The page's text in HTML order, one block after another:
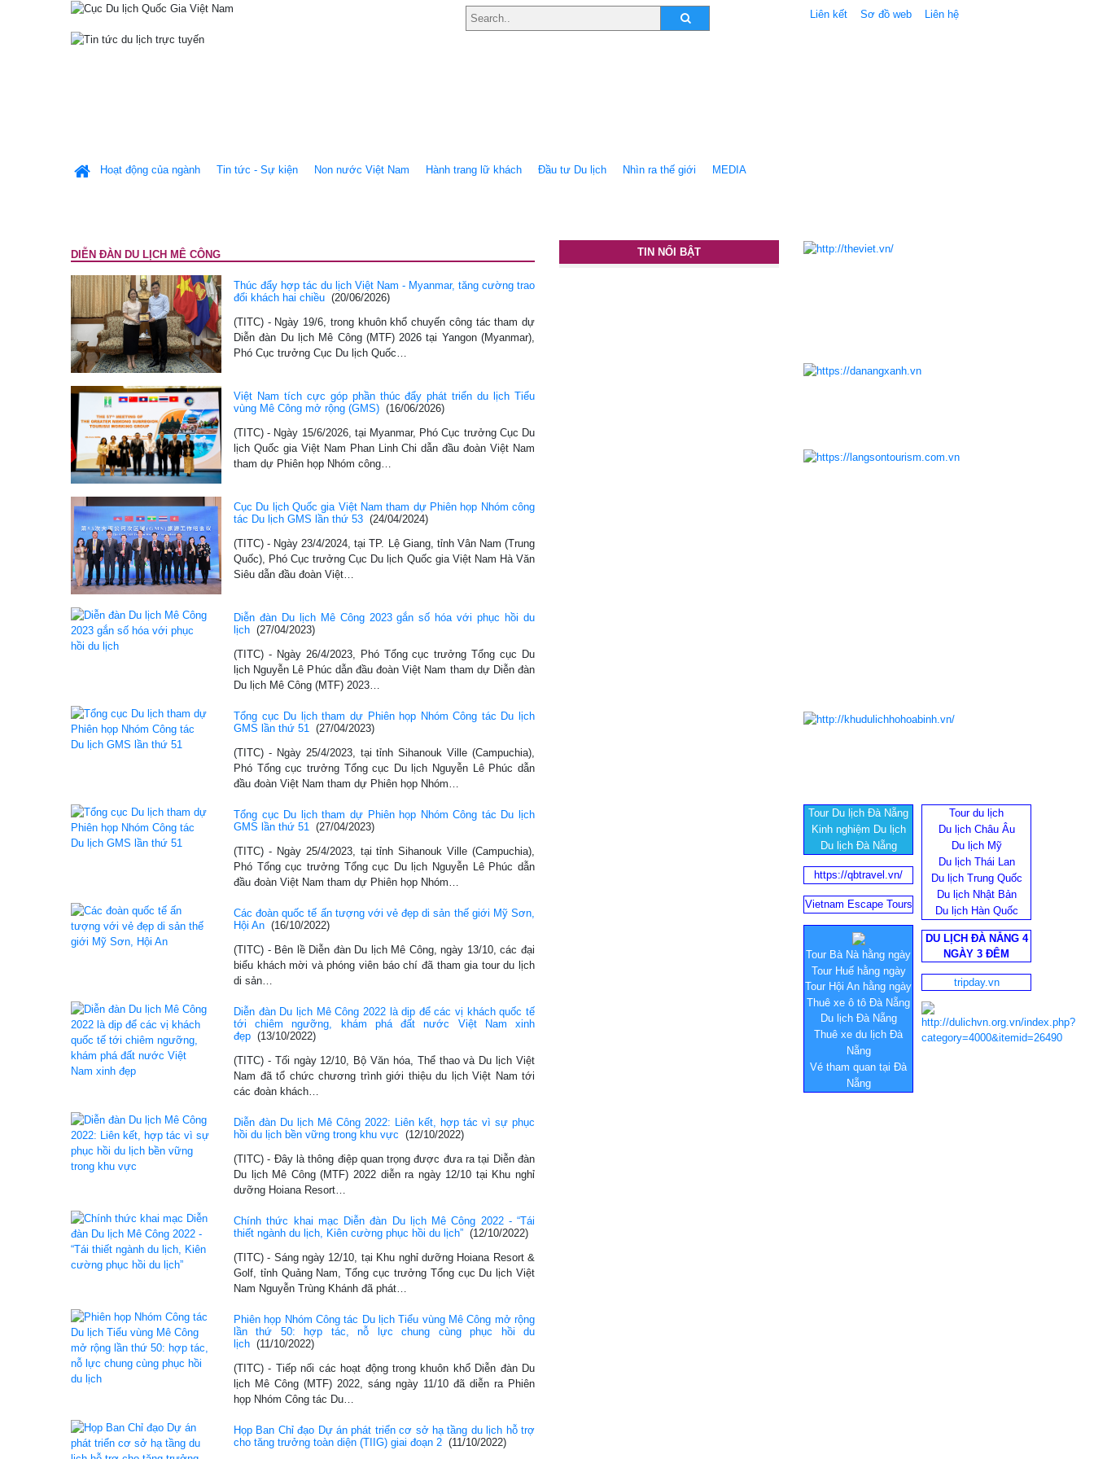
Liên kết Sơ đồ web Liên hệ
Hoạt động của ngành Tin tức - Sự kiện Non nước Việt Nam Hành trang lữ khách Ðầu tư Du lịch Nhìn ra thế giới MEDIA
DIỄN ĐÀN DU LỊCH MÊ CÔNG
Thúc đẩy hợp tác du lịch Việt Nam - Myanmar, tăng cường trao
đổi khách hai chiều (20/06/2026)
(TITC) - Ngày 19/6, trong khuôn khổ chuyến công tác tham dự
Diễn đàn Du lịch Mê Công (MTF) 2026 tại Yangon (Myanmar),
Phó Cục trưởng Cục Du lịch Quốc…
Việt Nam tích cực góp phần thúc đẩy phát triển du lịch Tiểu
vùng Mê Công mở rộng (GMS) (16/06/2026)
(TITC) - Ngày 15/6/2026, tại Myanmar, Phó Cục trưởng Cục Du
lịch Quốc gia Việt Nam Phan Linh Chi dẫn đầu đoàn Việt Nam
tham dự Phiên họp Nhóm công…
Cục Du lịch Quốc gia Việt Nam tham dự Phiên họp Nhóm công
tác Du lịch GMS lần thứ 53 (24/04/2024)
(TITC) - Ngày 23/4/2024, tại TP. Lệ Giang, tỉnh Vân Nam (Trung
Quốc), Phó Cục trưởng Cục Du lịch Quốc gia Việt Nam Hà Văn
Siêu dẫn đầu đoàn Việt…
Diễn đàn Du lịch Mê Công 2023 gắn số hóa với phục hồi du
lịch (27/04/2023)
(TITC) - Ngày 26/4/2023, Phó Tổng cục trưởng Tổng cục Du
lịch Nguyễn Lê Phúc dẫn đầu đoàn Việt Nam tham dự Diễn đàn
Du lịch Mê Công (MTF) 2023…
Tổng cục Du lịch tham dự Phiên họp Nhóm Công tác Du lịch
GMS lần thứ 51 (27/04/2023)
(TITC) - Ngày 25/4/2023, tại tỉnh Sihanouk Ville (Campuchia),
Phó Tổng cục trưởng Tổng cục Du lịch Nguyễn Lê Phúc dẫn
đầu đoàn Việt Nam tham dự Phiên họp Nhóm…
Tổng cục Du lịch tham dự Phiên họp Nhóm Công tác Du lịch
GMS lần thứ 51 (27/04/2023)
(TITC) - Ngày 25/4/2023, tại tỉnh Sihanouk Ville (Campuchia),
Phó Tổng cục trưởng Tổng cục Du lịch Nguyễn Lê Phúc dẫn
đầu đoàn Việt Nam tham dự Phiên họp Nhóm…
Các đoàn quốc tế ấn tượng với vẻ đẹp di sản thế giới Mỹ Sơn,
Hội An (16/10/2022)
(TITC) - Bên lề Diễn đàn Du lịch Mê Công, ngày 13/10, các đại
biểu khách mời và phóng viên báo chí đã tham gia tour du lịch
di sản…
Diễn đàn Du lịch Mê Công 2022 là dịp để các vị khách quốc tế
tới chiêm ngưỡng, khám phá đất nước Việt Nam xinh
đẹp (13/10/2022)
(TITC) - Tối ngày 12/10, Bộ Văn hóa, Thể thao và Du lịch Việt
Nam đã tổ chức chương trình giới thiệu du lịch Việt Nam tới
các đoàn khách…
Diễn đàn Du lịch Mê Công 2022: Liên kết, hợp tác vì sự phục
hồi du lịch bền vững trong khu vực (12/10/2022)
(TITC) - Đây là thông điệp quan trọng được đưa ra tại Diễn đàn
Du lịch Mê Công (MTF) 2022 diễn ra ngày 12/10 tại Khu nghỉ
dưỡng Hoiana Resort…
Chính thức khai mạc Diễn đàn Du lịch Mê Công 2022 - “Tái
thiết ngành du lịch, Kiên cường phục hồi du lịch” (12/10/2022)
(TITC) - Sáng ngày 12/10, tại Khu nghỉ dưỡng Hoiana Resort &
Golf, tỉnh Quảng Nam, Tổng cục trưởng Tổng cục Du lịch Việt
Nam Nguyễn Trùng Khánh đã phát…
Phiên họp Nhóm Công tác Du lịch Tiểu vùng Mê Công mở rộng
lần thứ 50: hợp tác, nỗ lực chung cùng phục hồi du
lịch (11/10/2022)
(TITC) - Tiếp nối các hoạt động trong khuôn khổ Diễn đàn Du
lịch Mê Công (MTF) 2022, sáng ngày 11/10 đã diễn ra Phiên
họp Nhóm Công tác Du…
Họp Ban Chỉ đạo Dự án phát triển cơ sở hạ tầng du lịch hỗ trợ
cho tăng trưởng toàn diện (TIIG) giai đoạn 2 (11/10/2022)
TIN NỔI BẬT
Tour Du lịch Đà Nẵng
Kinh nghiệm Du lịch
Du lịch Đà Nẵng
Tour du lịch
Du lịch Châu Âu
Du lịch Mỹ
Du lịch Thái Lan
Du lịch Trung Quốc
Du lịch Nhật Bản
Du lịch Hàn Quốc
https://qbtravel.vn/
Vietnam Escape Tours
Tour Bà Nà hằng ngày
Tour Huế hằng ngày
Tour Hội An hằng ngày
Thuê xe ô tô Đà Nẵng
Du lịch Đà Nẵng
Thuê xe du lịch Đà
Nẵng
Vé tham quan tại Đà
Nẵng
DU LỊCH ĐÀ NẴNG 4
NGÀY 3 ĐÊM
tripday.vn